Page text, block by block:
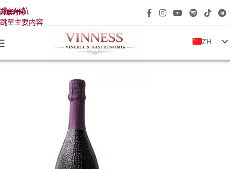
跳至导航
跳至主要内容
开放时间
ZH
IT